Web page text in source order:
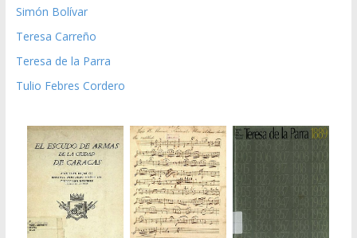
Simón Bolívar
Teresa Carreño
Teresa de la Parra
Tulio Febres Cordero